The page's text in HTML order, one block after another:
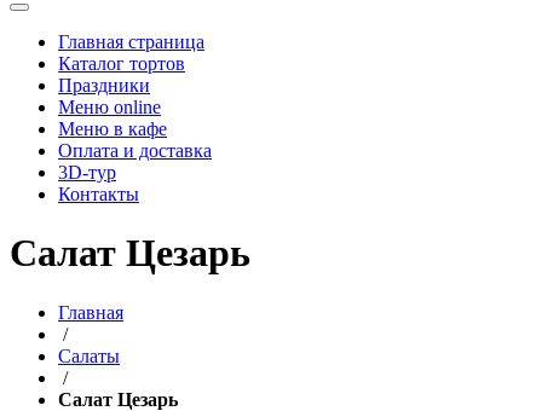
Главная страница
Каталог тортов
Праздники
Меню online
Меню в кафе
Оплата и доставка
3D-тур
Контакты
Cалат Цезарь
Главная
/
Салаты
/
Cалат Цезарь